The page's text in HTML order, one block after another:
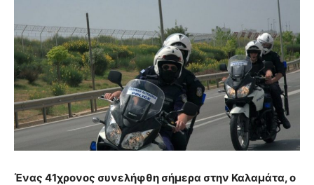
Ένας 41χρονος συνελήφθη σήμερα στην Καλαμάτα, ο